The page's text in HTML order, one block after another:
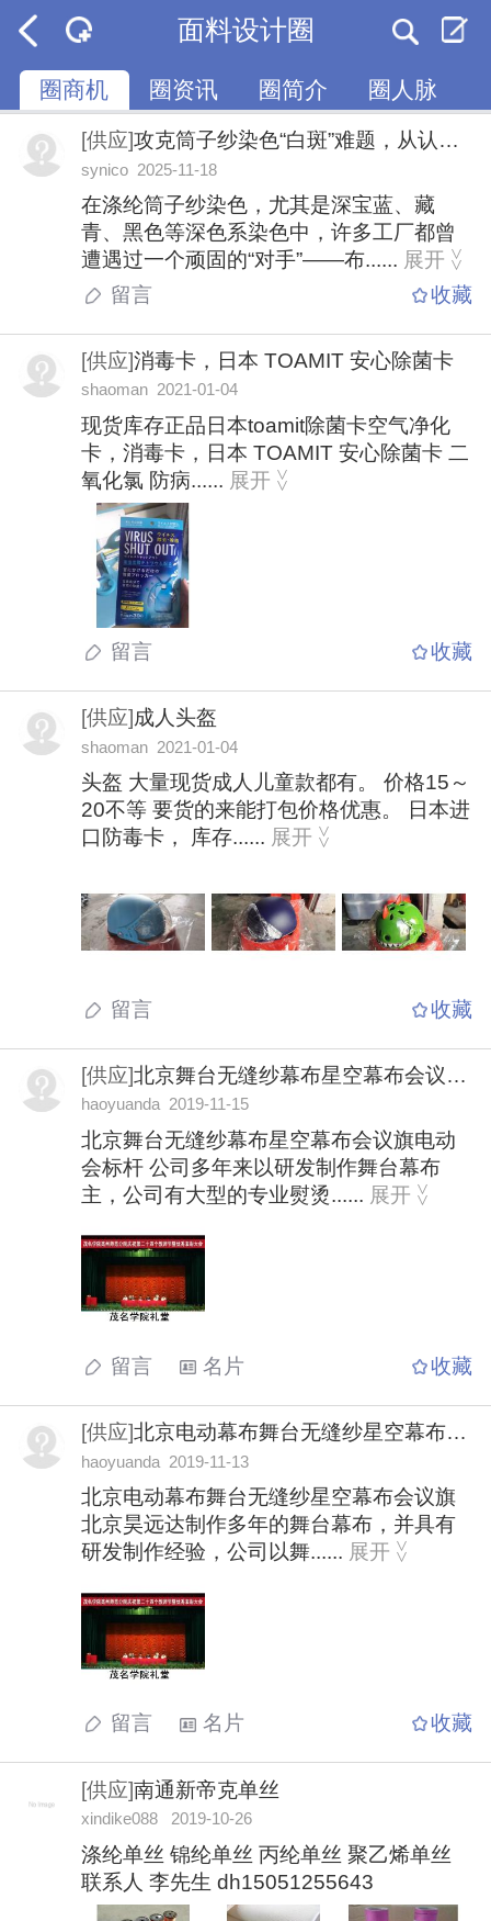
面料设计圈
圈商机 圈资讯 圈简介 圈人脉
[供应]攻克筒子纱染色“白斑”难题，从认识匀染净SNK开始
synico 2025-11-18
在涤纶筒子纱染色，尤其是深宝蓝、藏
青、黑色等深色系染色中，许多工厂都曾
遭遇过一个顽固的“对手”——布...... 展开 >
>
留言 收藏
[供应]消毒卡，日本 TOAMIT 安心除菌卡
shaoman 2021-01-04
现货库存正品日本toamit除菌卡空气净化
卡，消毒卡，日本 TOAMIT 安心除菌卡 二
氧化氯 防病...... 展开 >
>
留言 收藏
[供应]成人头盔
shaoman 2021-01-04
头盔 大量现货成人儿童款都有。 价格15～
20不等 要货的来能打包价格优惠。 日本进
口防毒卡， 库存...... 展开 >
>
留言 收藏
[供应]北京舞台无缝纱幕布星空幕布会议旗电动会标杆
haoyuanda 2019-11-15
北京舞台无缝纱幕布星空幕布会议旗电动
会标杆 公司多年来以研发制作舞台幕布
主，公司有大型的专业熨烫...... 展开 >
>
留言 名片 收藏
[供应]北京电动幕布舞台无缝纱星空幕布会议旗
haoyuanda 2019-11-13
北京电动幕布舞台无缝纱星空幕布会议旗
北京昊远达制作多年的舞台幕布，并具有
研发制作经验，公司以舞...... 展开 >
>
留言 名片 收藏
[供应]南通新帝克单丝
xindike088 2019-10-26
涤纶单丝 锦纶单丝 丙纶单丝 聚乙烯单丝
联系人 李先生 dh15051255643